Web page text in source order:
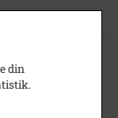
din